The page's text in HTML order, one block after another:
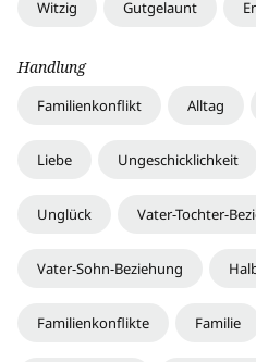
Witzig Gutgelaunt
Handlung
Familienkonflikt Alltag
Liebe Ungeschicklichkeit
Unglück Vater-Tochter-
Vater-Sohn-Beziehung
Familienkonflikte Familie